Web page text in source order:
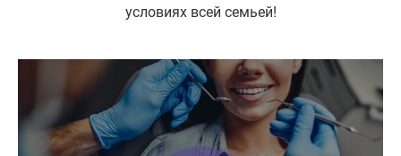
условиях всей семьей!